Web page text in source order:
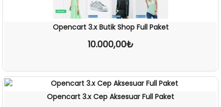
Opencart 3.x Butik Shop Full Paket
10.000,00₺
Opencart 3.x Cep Aksesuar Full Paket